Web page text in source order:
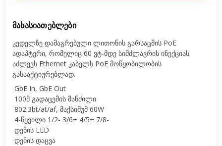
ᲛᲐᲮᲐᲡᲘᲐᲗᲔᲑᲚᲔᲑᲘ
კედელზე დამაგრებული ლითონის გარსაცმის PoE
ადაპტერი, რომელიც 60 ვტ-მდე სიმძლავრის ინექციას
აძლევს Ethernet კაბელს PoE მოწყობილობის
გასააქტიურებლად.
GbE In, GbE Out
100მ გადაცემის მანძილი
802.3bt/at/af, მაქსიმუმ 60W
4-წყვილი 1/2- 3/6+ 4/5+ 7/8-
დენის LED
დენის დაცვა